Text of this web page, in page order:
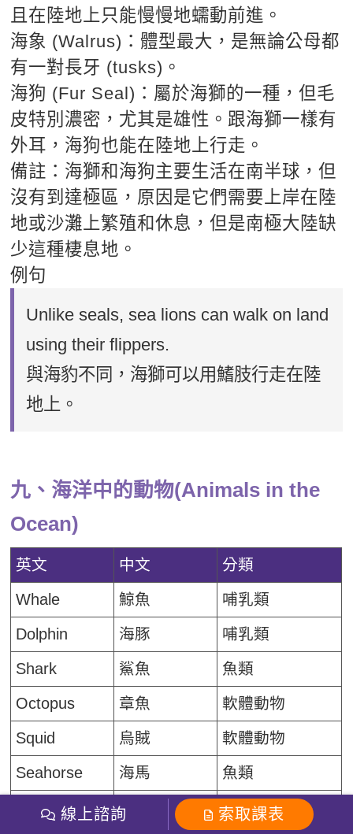
且在陸地上只能慢慢地蠕動前進。
海象 (Walrus)：體型最大，是無論公母都
有一對長牙 (tusks)。
海狗 (Fur Seal)：屬於海獅的一種，但毛
皮特別濃密，尤其是雄性。跟海獅一樣有
外耳，海狗也能在陸地上行走。
備註：海獅和海狗主要生活在南半球，但
沒有到達極區，原因是它們需要上岸在陸
地或沙灘上繁殖和休息，但是南極大陸缺
少這種棲息地。
例句
Unlike seals, sea lions can walk on land
using their flippers.
與海豹不同，海獅可以用鰭肢行走在陸
地上。
九、海洋中的動物(Animals in the
Ocean)
英文 中文
分類
Whale
鯨魚
哺乳類
Dolphin
海豚
哺乳類
Shark
鯊魚
魚類
Octopus
章魚
軟體動物
Squid
烏賊
軟體動物
Seahorse
海馬
魚類
Shrimp
蝦
節肢動物甲殼類
線上諮詢 索取課表